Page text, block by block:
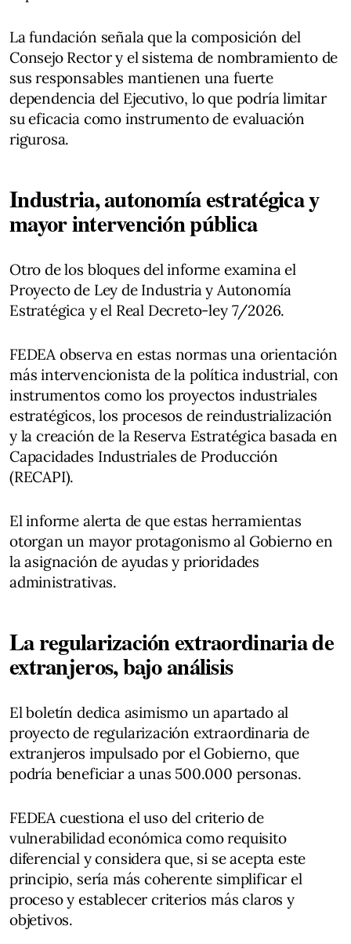
La fundación señala que la composición del
Consejo Rector y el sistema de nombramiento de
sus responsables mantienen una fuerte
dependencia del Ejecutivo, lo que podría limitar
su eficacia como instrumento de evaluación
rigurosa.
Industria, autonomía estratégica y
mayor intervención pública
Otro de los bloques del informe examina el
Proyecto de Ley de Industria y Autonomía
Estratégica y el Real Decreto-ley 7/2026.
FEDEA observa en estas normas una orientación
más intervencionista de la política industrial, con
instrumentos como los proyectos industriales
estratégicos, los procesos de reindustrialización
y la creación de la Reserva Estratégica basada en
Capacidades Industriales de Producción
(RECAPI).
El informe alerta de que estas herramientas
otorgan un mayor protagonismo al Gobierno en
la asignación de ayudas y prioridades
administrativas.
La regularización extraordinaria de
extranjeros, bajo análisis
El boletín dedica asimismo un apartado al
proyecto de regularización extraordinaria de
extranjeros impulsado por el Gobierno, que
podría beneficiar a unas 500.000 personas.
FEDEA cuestiona el uso del criterio de
vulnerabilidad económica como requisito
diferencial y considera que, si se acepta este
principio, sería más coherente simplificar el
proceso y establecer criterios más claros y
objetivos.